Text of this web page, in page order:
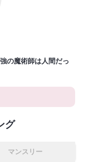
の魔術師は人間だっ
グ
マンスリー